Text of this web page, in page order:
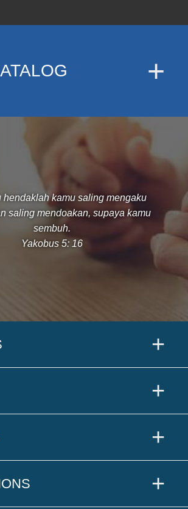
hendaklah kamu saling mengaku
saling mendoakan, supaya kamu
sembuh.
Yakobus 5: 16